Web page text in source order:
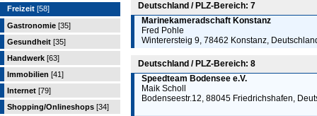
Freizeit [58]
Gastronomie [35]
Gesundheit [35]
Handwerk [63]
Immobilien [41]
Internet [79]
Shopping/Onlineshops [34]
Deutschland / PLZ-Bereich: 7
Marinekameradschaft Konstanz
Fred Pohle
Winterersteig 9, 78462 Konstanz,
Deutschland / PLZ-Bereich: 8
Speedteam Bodensee e.V.
Maik Scholl
Bodenseestr.12, 88045 Friedrichshafen,